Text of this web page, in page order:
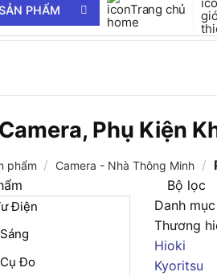
PHẨM Trang chủ
Phụ Kiện
phẩm / Camera - Nhà Thông Minh /
Điện
Đo
Bộ lọc
Danh mục
Thương
Hioki
Kyoritsu